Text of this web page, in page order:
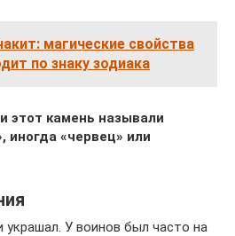
магические свойства
по знаку зодиака
этот камень называли
иногда «червец» или
украшал. У воинов был часто на